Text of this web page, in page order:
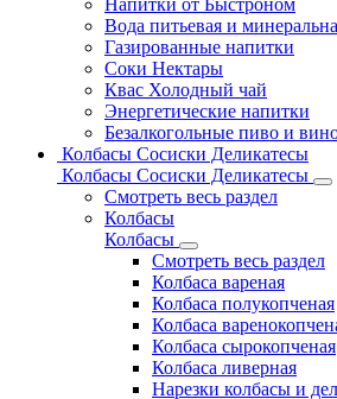
Напитки от Быстроном
Вода питьевая и
Газированные напитки
Соки Нектары
Квас Холодный чай
Энергетические напитки
Безалкогольные пиво и
Колбасы Сосиски Деликатесы
Колбасы Сосиски Деликатесы
Смотреть весь раздел
Колбасы
Колбасы
Смотреть весь раздел
Колбаса вареная
Колбаса полукопченая
Колбаса
Колбаса сырокопченая
Колбаса ливерная
Нарезки колбасы и